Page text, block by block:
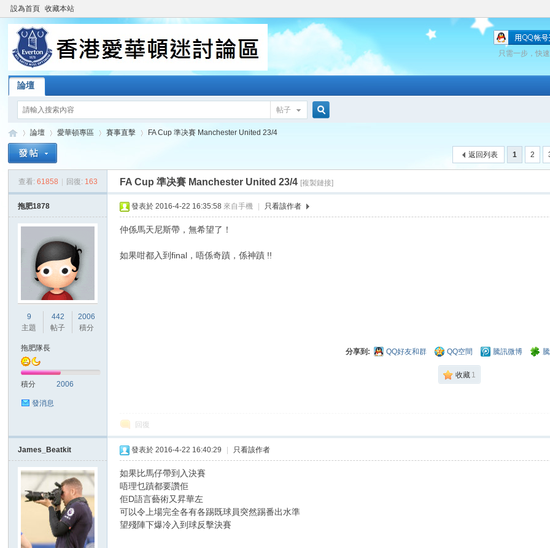
設為首頁 收藏本站
只需一步，快
論壇
帖子
索
»
論壇
›
愛華頓專區
›
賽事直擊
›
FA Cup 準决賽 Manchester United 23/4
1 2
返回列表
查看: 61858 回復: 163 FA Cup 準决賽 Manchester United 23/4 [複製鏈接]
拖肥1878
9
主題
442
帖子
2006
積分
拖肥隊長
積分 2006
發消息
發表於 2016-4-22 16:35:58 來自手機 只看該作者
仲係馬天尼斯帶，無希望了！
如果咁都入到final，唔係奇蹟，係神蹟 !!
分享到: QQ好友和群 QQ空間 騰訊微博
收藏 1
回復
James_Beatkit 發表於 2016-4-22 16:40:29 只看該作者
如果比馬仔帶到入決賽
唔理乜蹟都要讚佢
佢D語言藝術又昇華左
可以令上場完全各有各踢既球員突然踢番出水準
望殘陣下爆冷入到球反擊決賽